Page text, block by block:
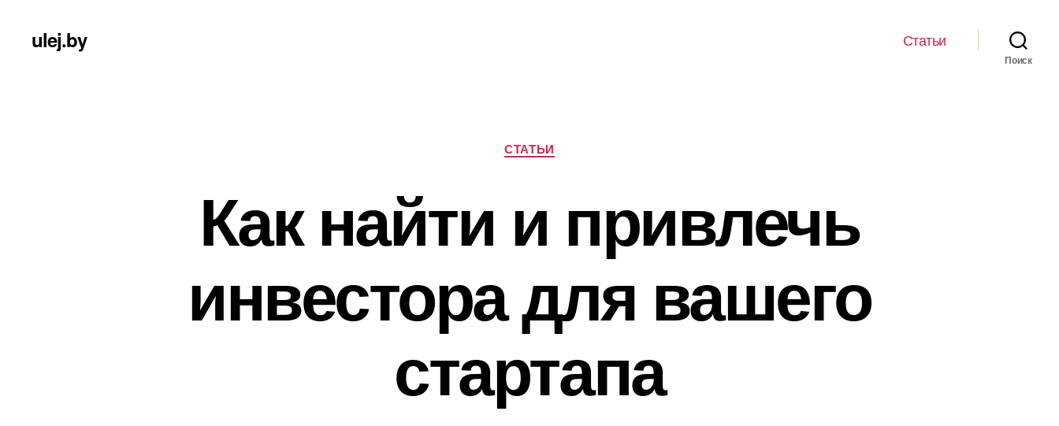
ulej.by Статьи
Поиск
Рубрики
СТАТЬИ
Как найти и привлечь
инвестора для вашего
стартапа